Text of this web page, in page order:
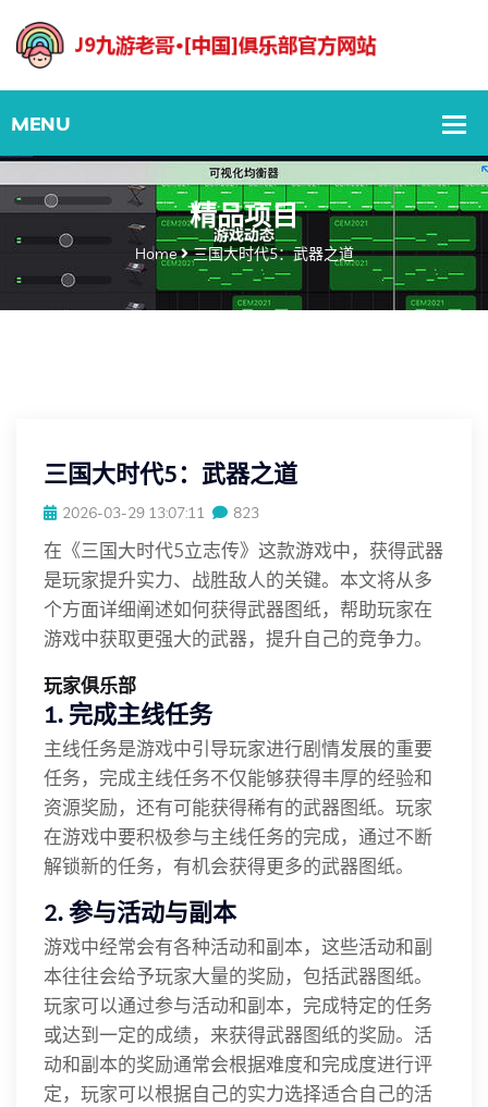
精品项目
Home 三国大时代5：武器之道
三国大时代5：武器之道
2026-03-29 13:07:11 823
在《三国大时代5立志传》这款游戏中，获得武器
是玩家提升实力、战胜敌人的关键。本文将从多
个方面详细阐述如何获得武器图纸，帮助玩家在
游戏中获取更强大的武器，提升自己的竞争力。
玩家俱乐部
1. 完成主线任务
主线任务是游戏中引导玩家进行剧情发展的重要
任务，完成主线任务不仅能够获得丰厚的经验和
资源奖励，还有可能获得稀有的武器图纸。玩家
在游戏中要积极参与主线任务的完成，通过不断
解锁新的任务，有机会获得更多的武器图纸。
2. 参与活动与副本
游戏中经常会有各种活动和副本，这些活动和副
本往往会给予玩家大量的奖励，包括武器图纸。
玩家可以通过参与活动和副本，完成特定的任务
或达到一定的成绩，来获得武器图纸的奖励。活
动和副本的奖励通常会根据难度和完成度进行评
定，玩家可以根据自己的实力选择适合自己的活